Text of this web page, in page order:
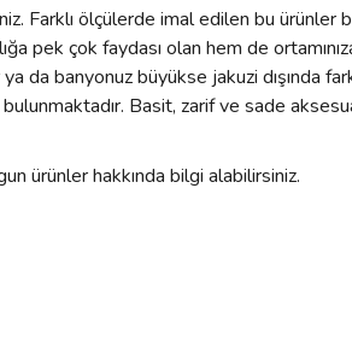
Farklı ölçülerde imal edilen bu ürünler
pek çok faydası olan hem de
da banyonuz büyükse jakuzi dışında
Basit, zarif ve sade
ürünler hakkında bilgi alabilirsiniz.